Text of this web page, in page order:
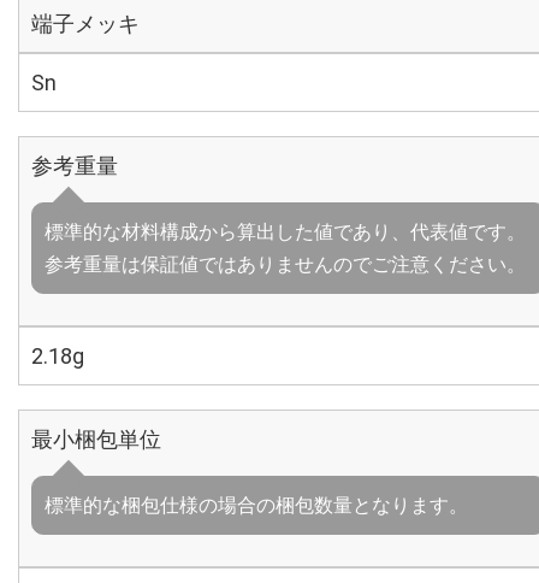
端子メッキ
Sn
参考重量
標準的な材料構成から算出した値であり、代表値です。
参考重量は保証値ではありませんのでご注意ください。
2.18g
最小梱包単位
標準的な梱包仕様の場合の梱包数量となります。